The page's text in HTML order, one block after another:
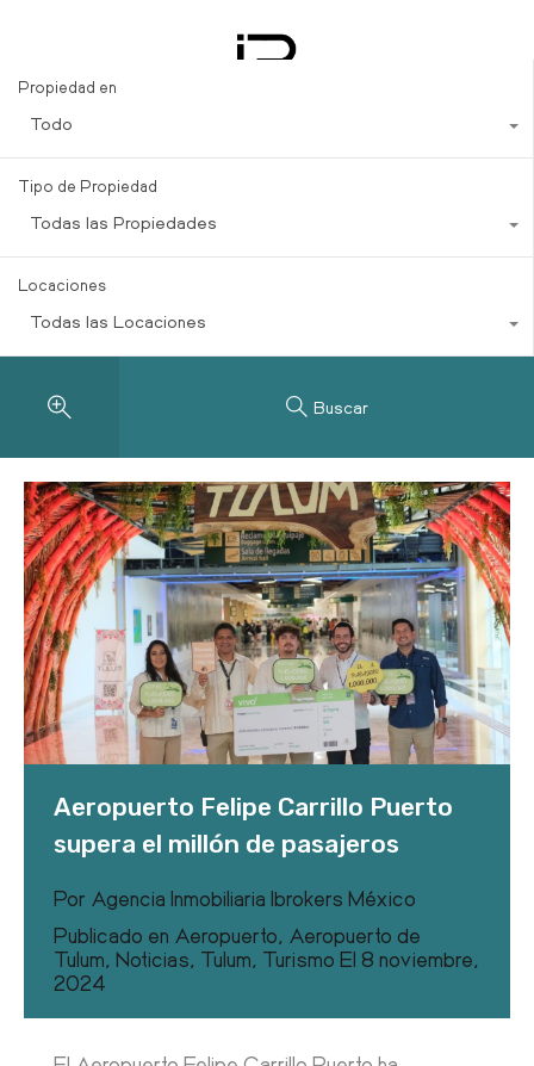
Propiedad en
Todo
Tipo de Propiedad
Todas las Propiedades
Locaciones
Todas las Locaciones
Buscar
Aeropuerto Felipe Carrillo Puerto
supera el millón de pasajeros
Por Agencia Inmobiliaria Ibrokers México
Publicado en Aeropuerto, Aeropuerto de
Tulum, Noticias, Tulum, Turismo El 8 noviembre,
2024